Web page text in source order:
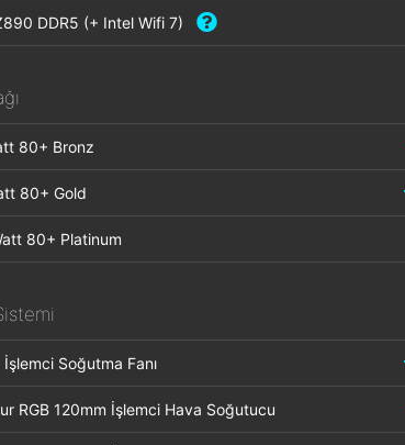
DDR5 (+ Intel Wifi 7)
80+ Bronz
80+ Gold
80+ Platinum
İşlemci Soğutma Fanı
RGB 120mm İşlemci Hava Soğutucu